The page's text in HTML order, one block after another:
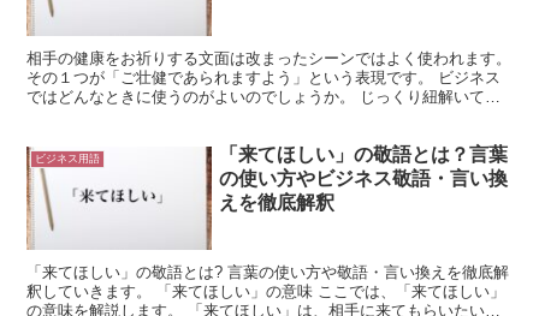
相手の健康をお祈りする文面は改まったシーンではよく使われます。
その１つが「ご壮健であられますよう」という表現です。 ビジネス
ではどんなときに使うのがよいのでしょうか。 じっくり紐解いてみ
ビジネス用語
「来てほしい」の敬語とは？言葉
の使い方やビジネス敬語・言い換
えを徹底解釈
「来てほしい」の敬語とは? 言葉の使い方や敬語・言い換えを徹底解
釈していきます。 「来てほしい」の意味 ここでは、「来てほしい」
の意味を解説します。 「来てほしい」は、相手に来てもらいたい場